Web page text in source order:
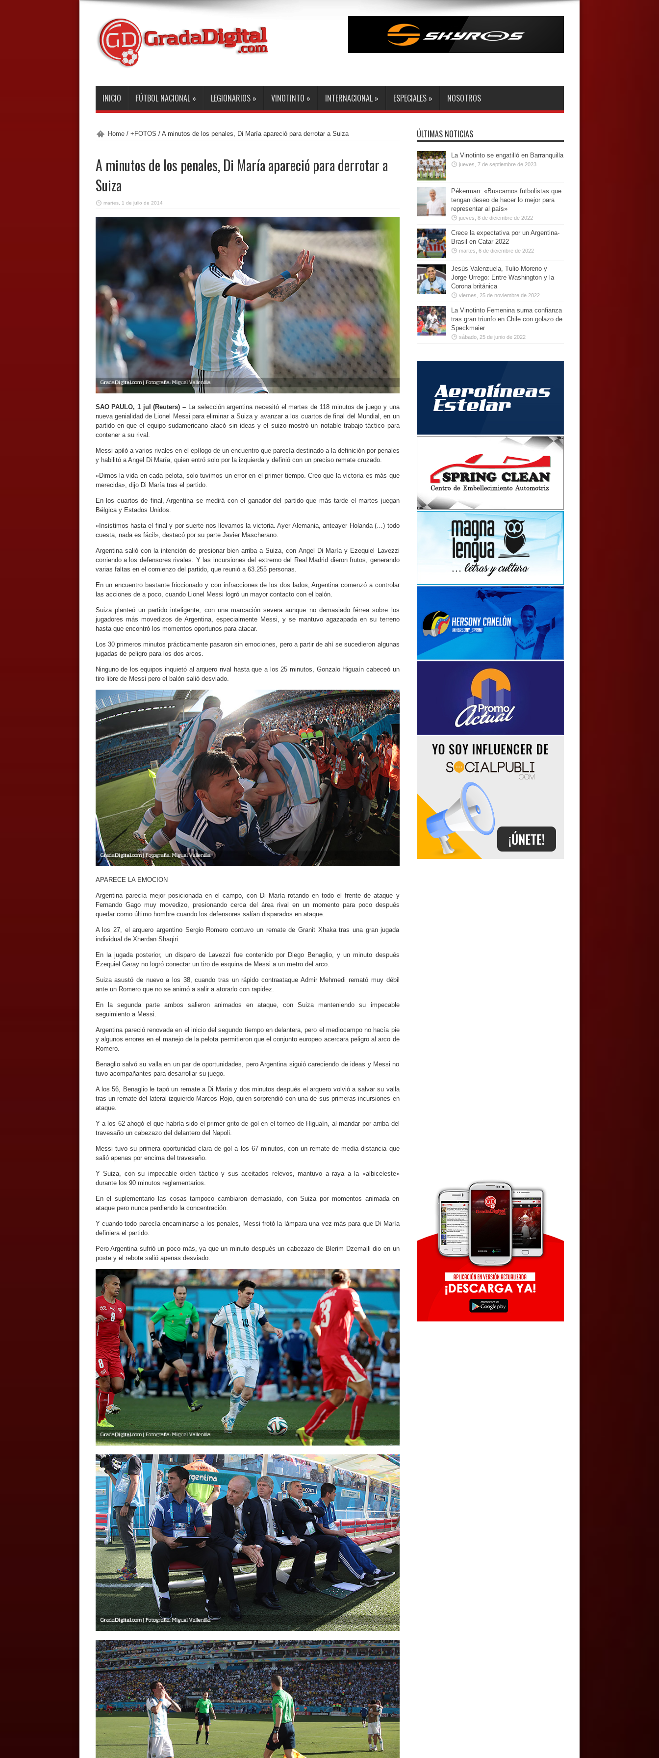
INICIO FÚTBOL NACIONAL » LEGIONARIOS » VINOTINTO » INTERNACIONAL » ESPECIALES » NOSOTROS
Home/ +FOTOS / A minutos de los penales, Di María apareció para derrotar a Suiza
A minutos de los penales, Di María apareció para derrotar a
Suiza
martes, 1 de julio de 2014
SAO PAULO, 1 jul (Reuters) – La selección argentina necesitó el martes de 118 minutos de juego y una
nueva genialidad de Lionel Messi para eliminar a Suiza y avanzar a los cuartos de final del Mundial, en un
partido en que el equipo sudamericano atacó sin ideas y el suizo mostró un notable trabajo táctico para
contener a su rival.
Messi apiló a varios rivales en el epílogo de un encuentro que parecía destinado a la definición por penales
y habilitó a Angel Di María, quien entró solo por la izquierda y definió con un preciso remate cruzado.
«Dimos la vida en cada pelota, solo tuvimos un error en el primer tiempo. Creo que la victoria es más que
merecida», dijo Di María tras el partido.
En los cuartos de final, Argentina se medirá con el ganador del partido que más tarde el martes juegan
Bélgica y Estados Unidos.
«Insistimos hasta el final y por suerte nos llevamos la victoria. Ayer Alemania, anteayer Holanda (…) todo
cuesta, nada es fácil», destacó por su parte Javier Mascherano.
Argentina salió con la intención de presionar bien arriba a Suiza, con Angel Di María y Ezequiel Lavezzi
corriendo a los defensores rivales. Y las incursiones del extremo del Real Madrid dieron frutos, generando
varias faltas en el comienzo del partido, que reunió a 63.255 personas.
En un encuentro bastante friccionado y con infracciones de los dos lados, Argentina comenzó a controlar
las acciones de a poco, cuando Lionel Messi logró un mayor contacto con el balón.
Suiza planteó un partido inteligente, con una marcación severa aunque no demasiado férrea sobre los
jugadores más movedizos de Argentina, especialmente Messi, y se mantuvo agazapada en su terreno
hasta que encontró los momentos oportunos para atacar.
Los 30 primeros minutos prácticamente pasaron sin emociones, pero a partir de ahí se sucedieron algunas
jugadas de peligro para los dos arcos.
Ninguno de los equipos inquietó al arquero rival hasta que a los 25 minutos, Gonzalo Higuaín cabeceó un
tiro libre de Messi pero el balón salió desviado.
APARECE LA EMOCION
Argentina parecía mejor posicionada en el campo, con Di María rotando en todo el frente de ataque y
Fernando Gago muy movedizo, presionando cerca del área rival en un momento para poco después
quedar como último hombre cuando los defensores salían disparados en ataque.
A los 27, el arquero argentino Sergio Romero contuvo un remate de Granit Xhaka tras una gran jugada
individual de Xherdan Shaqiri.
En la jugada posterior, un disparo de Lavezzi fue contenido por Diego Benaglio, y un minuto después
Ezequiel Garay no logró conectar un tiro de esquina de Messi a un metro del arco.
Suiza asustó de nuevo a los 38, cuando tras un rápido contraataque Admir Mehmedi remató muy débil
ante un Romero que no se animó a salir a atorarlo con rapidez.
En la segunda parte ambos salieron animados en ataque, con Suiza manteniendo su impecable
seguimiento a Messi.
Argentina pareció renovada en el inicio del segundo tiempo en delantera, pero el mediocampo no hacía pie
y algunos errores en el manejo de la pelota permitieron que el conjunto europeo acercara peligro al arco de
Romero.
Benaglio salvó su valla en un par de oportunidades, pero Argentina siguió careciendo de ideas y Messi no
tuvo acompañantes para desarrollar su juego.
A los 56, Benaglio le tapó un remate a Di María y dos minutos después el arquero volvió a salvar su valla
tras un remate del lateral izquierdo Marcos Rojo, quien sorprendió con una de sus primeras incursiones en
ataque.
Y a los 62 ahogó el que habría sido el primer grito de gol en el torneo de Higuaín, al mandar por arriba del
travesaño un cabezazo del delantero del Napoli.
Messi tuvo su primera oportunidad clara de gol a los 67 minutos, con un remate de media distancia que
salió apenas por encima del travesaño.
Y Suiza, con su impecable orden táctico y sus aceitados relevos, mantuvo a raya a la «albiceleste»
durante los 90 minutos reglamentarios.
En el suplementario las cosas tampoco cambiaron demasiado, con Suiza por momentos animada en
ataque pero nunca perdiendo la concentración.
Y cuando todo parecía encaminarse a los penales, Messi frotó la lámpara una vez más para que Di María
definiera el partido.
Pero Argentina sufrió un poco más, ya que un minuto después un cabezazo de Blerim Dzemaili dio en un
poste y el rebote salió apenas desviado.
ÚLTIMAS NOTICIAS
La Vinotinto se engatilló en Barranquilla
jueves, 7 de septiembre de 2023
Pékerman: «Buscamos futbolistas que
tengan deseo de hacer lo mejor para
representar al país»
jueves, 8 de diciembre de 2022
Crece la expectativa por un Argentina-
Brasil en Catar 2022
martes, 6 de diciembre de 2022
Jesús Valenzuela, Tulio Moreno y
Jorge Urrego: Entre Washington y la
Corona británica
viernes, 25 de noviembre de 2022
La Vinotinto Femenina suma confianza
tras gran triunfo en Chile con golazo de
Speckmaier
sábado, 25 de junio de 2022